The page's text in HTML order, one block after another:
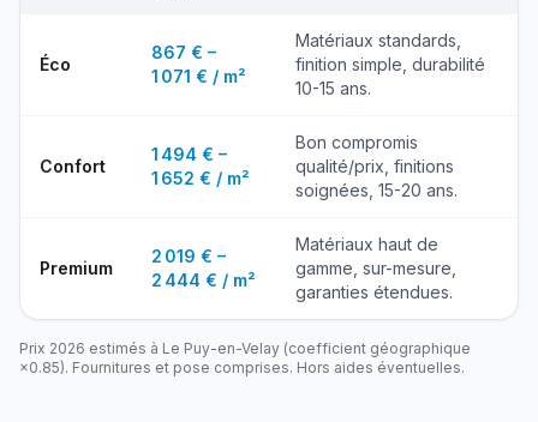
Éco
867 € –
1 071 € / m²
Matériaux standards,
finition simple, durabilité
10-15 ans.
Confort
1 494 € –
1 652 € / m²
Bon compromis
qualité/prix, finitions
soignées, 15-20 ans.
Premium
2 019 € –
2 444 € / m²
Matériaux haut de
gamme, sur-mesure,
garanties étendues.
Prix 2026 estimés à Le Puy-en-Velay (coefficient géographique
×0.85). Fournitures et pose comprises. Hors aides éventuelles.